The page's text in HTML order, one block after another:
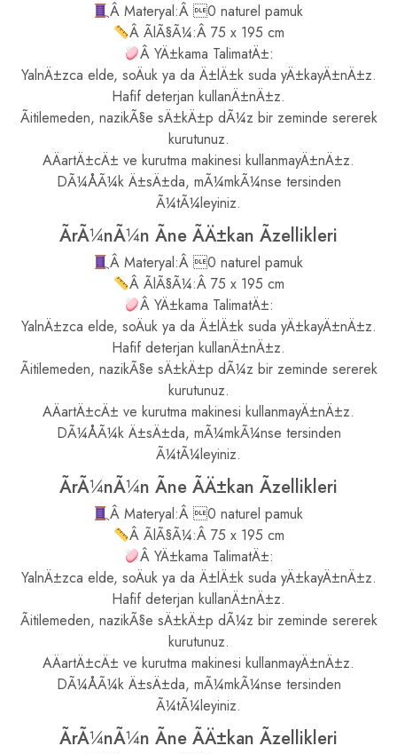
Â Materyal:Â 0 naturel pamuk
Â ÃlÃ§Ã¼:Â 75 x 195 cm
Â YÄ±kama TalimatÄ±:
YalnÄ±zca elde, soÄuk ya da Ä±lÄ±k suda yÄ±kayÄ±nÄ±z.
Hafif deterjan kullanÄ±nÄ±z.
Ãitilemeden, nazikÃ§e sÄ±kÄ±p dÃ¼z bir zeminde sererek
kurutunuz.
AÄartÄ±cÄ± ve kurutma makinesi kullanmayÄ±nÄ±z.
DÃ¼ÅÃ¼k Ä±sÄ±da, mÃ¼mkÃ¼nse tersinden
Ã¼tÃ¼leyiniz.
ÃrÃ¼nÃ¼n Ãne ÃÄ±kan Ãzellikleri
Â Materyal:Â 0 naturel pamuk
Â ÃlÃ§Ã¼:Â 75 x 195 cm
Â YÄ±kama TalimatÄ±:
YalnÄ±zca elde, soÄuk ya da Ä±lÄ±k suda yÄ±kayÄ±nÄ±z.
Hafif deterjan kullanÄ±nÄ±z.
Ãitilemeden, nazikÃ§e sÄ±kÄ±p dÃ¼z bir zeminde sererek
kurutunuz.
AÄartÄ±cÄ± ve kurutma makinesi kullanmayÄ±nÄ±z.
DÃ¼ÅÃ¼k Ä±sÄ±da, mÃ¼mkÃ¼nse tersinden
Ã¼tÃ¼leyiniz.
ÃrÃ¼nÃ¼n Ãne ÃÄ±kan Ãzellikleri
Â Materyal:Â 0 naturel pamuk
Â ÃlÃ§Ã¼:Â 75 x 195 cm
Â YÄ±kama TalimatÄ±:
YalnÄ±zca elde, soÄuk ya da Ä±lÄ±k suda yÄ±kayÄ±nÄ±z.
Hafif deterjan kullanÄ±nÄ±z.
Ãitilemeden, nazikÃ§e sÄ±kÄ±p dÃ¼z bir zeminde sererek
kurutunuz.
AÄartÄ±cÄ± ve kurutma makinesi kullanmayÄ±nÄ±z.
DÃ¼ÅÃ¼k Ä±sÄ±da, mÃ¼mkÃ¼nse tersinden
Ã¼tÃ¼leyiniz.
ÃrÃ¼nÃ¼n Ãne ÃÄ±kan Ãzellikleri